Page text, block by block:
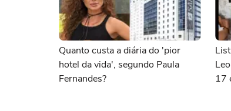
Quanto custa a diária do 'pior
hotel da vida', segundo Paula
Fernandes?
17